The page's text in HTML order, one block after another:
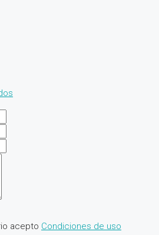
acepto Condiciones de uso